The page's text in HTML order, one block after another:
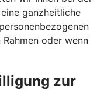
ganzheitliche
oder wenn
zur